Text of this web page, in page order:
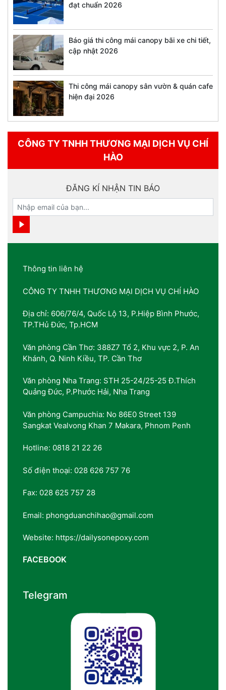
đạt chuẩn 2026
Báo giá thi công mái canopy bãi xe chi tiết,
cập nhật 2026
Thi công mái canopy sân vườn & quán cafe
hiện đại 2026
CÔNG TY TNHH THƯƠNG MẠI DỊCH VỤ CHÍ
HÀO
ĐĂNG KÍ NHẬN TIN BÁO
Thông tin liên hệ
CÔNG TY TNHH THƯƠNG MẠI DỊCH VỤ CHÍ HÀO
Địa chỉ: 606/76/4, Quốc Lộ 13, P.Hiệp Bình Phước,
TP.THủ Đức, Tp.HCM
Văn phòng Cần Thơ: 388Z7 Tổ 2, Khu vực 2, P. An
Khánh, Q. Ninh Kiều, TP. Cần Thơ
Văn phòng Nha Trang: STH 25-24/25-25 Đ.Thích
Quảng Đức, P.Phước Hải, Nha Trang
Văn phòng Campuchia: No 86E0 Street 139
Sangkat Vealvong Khan 7 Makara, Phnom Penh
Hotline: 0818 21 22 26
Số điện thoại: 028 626 757 76
Fax: 028 625 757 28
Email: phongduanchihao@gmail.com
Website: https://dailysonepoxy.com
FACEBOOK
Telegram